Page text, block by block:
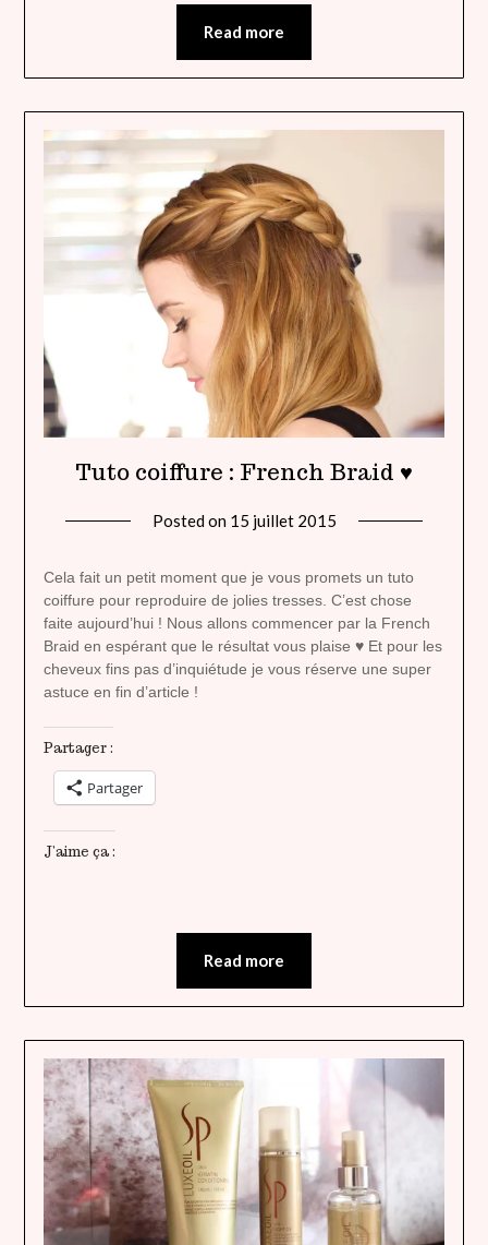
Read more
Tuto coiffure : French Braid ♥
Posted on 15 juillet 2015
heavenly
Cela fait un petit moment que je vous promets un tuto
coiffure pour reproduire de jolies tresses. C’est chose
faite aujourd’hui ! Nous allons commencer par la French
Braid en espérant que le résultat vous plaise ♥ Et pour les
cheveux fins pas d’inquiétude je vous réserve une super
astuce en fin d’article !
Partager :
Partager
J’aime ça :
Read more